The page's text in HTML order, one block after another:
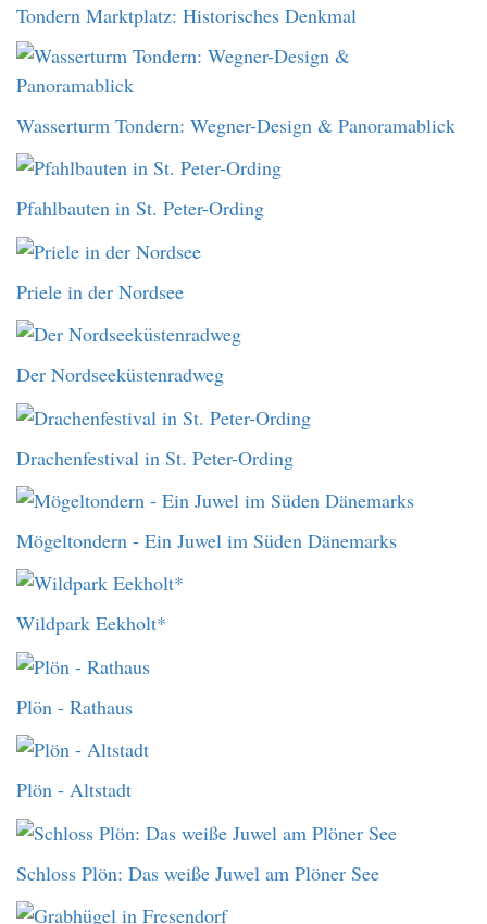
Tondern Marktplatz: Historisches Denkmal
Wasserturm Tondern: Wegner-Design & Panoramablick
Pfahlbauten in St. Peter-Ording
Priele in der Nordsee
Der Nordseeküstenradweg
Drachenfestival in St. Peter-Ording
Mögeltondern - Ein Juwel im Süden Dänemarks
Wildpark Eekholt*
Plön - Rathaus
Plön - Altstadt
Schloss Plön: Das weiße Juwel am Plöner See